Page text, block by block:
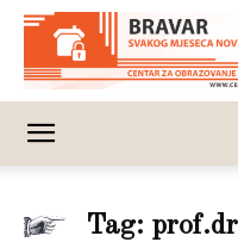
Tag: